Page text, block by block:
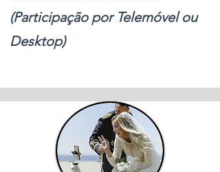
(Participação por Telemóvel ou
Desktop)